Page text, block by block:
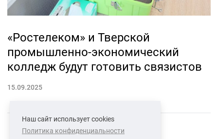
«Ростелеком» и Тверской
промышленно-экономический
колледж будут готовить связистов
15.09.2025
СВЯЗАТЬСЯ С НАМИ О НАС
Наш сайт использует cookies
Политика конфиденциальности